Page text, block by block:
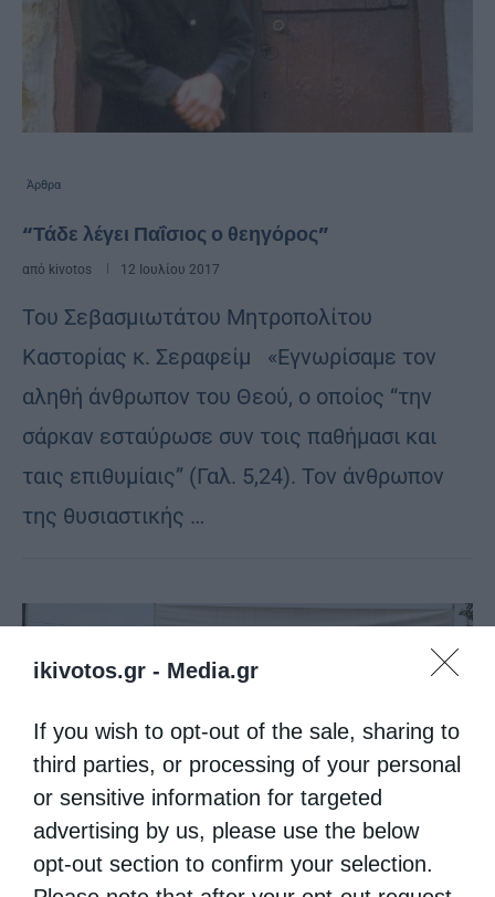
ikivotos.gr - Media.gr
If you wish to opt-out of the sale, sharing to
third parties, or processing of your personal
or sensitive information for targeted
advertising by us, please use the below
opt-out section to confirm your selection.
Άρθρα
“Τάδε λέγει Παΐσιος ο θεηγόρος”
από kivotos 12 Ιουλίου 2017
Του Σεβασμιωτάτου Μητροπολίτου
Καστορίας κ. Σεραφείμ «Εγνωρίσαμε τον
αληθή άνθρωπον του Θεού, ο οποίος “την
σάρκαν εσταύρωσε συν τοις παθήμασι και
ταις επιθυμίαις” (Γαλ. 5,24). Τον άνθρωπον
της θυσιαστικής …